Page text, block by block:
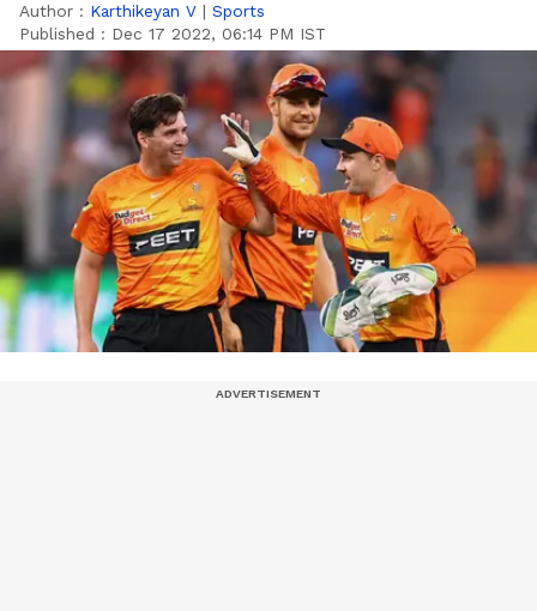
Author : Karthikeyan V | Sports
Published : Dec 17 2022, 06:14 PM IST